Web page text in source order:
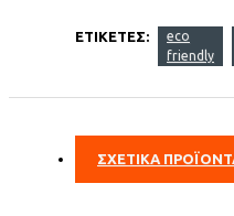
ΕΤΙΚΈΤΕΣ:
eco
friendly
ΣΧΕΤΙΚΑ